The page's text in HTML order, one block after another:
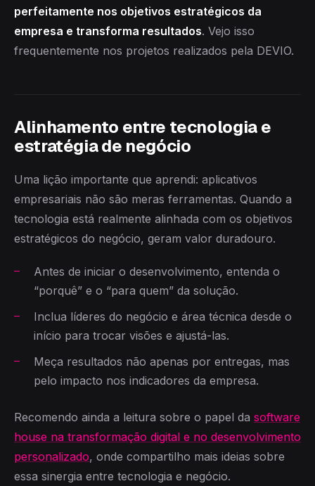
perfeitamente nos objetivos estratégicos da
empresa e transforma resultados. Vejo isso
frequentemente nos projetos realizados pela DEVIO.
Alinhamento entre tecnologia e
estratégia de negócio
Uma lição importante que aprendi: aplicativos
empresariais não são meras ferramentas. Quando a
tecnologia está realmente alinhada com os objetivos
estratégicos do negócio, geram valor duradouro.
Antes de iniciar o desenvolvimento, entenda o
“porquê” e o “para quem” da solução.
Inclua líderes do negócio e área técnica desde o
início para trocar visões e ajustá-las.
Meça resultados não apenas por entregas, mas
pelo impacto nos indicadores da empresa.
Recomendo ainda a leitura sobre o papel da software
house na transformação digital e no desenvolvimento
personalizado, onde compartilho mais ideias sobre
essa sinergia entre tecnologia e negócio.